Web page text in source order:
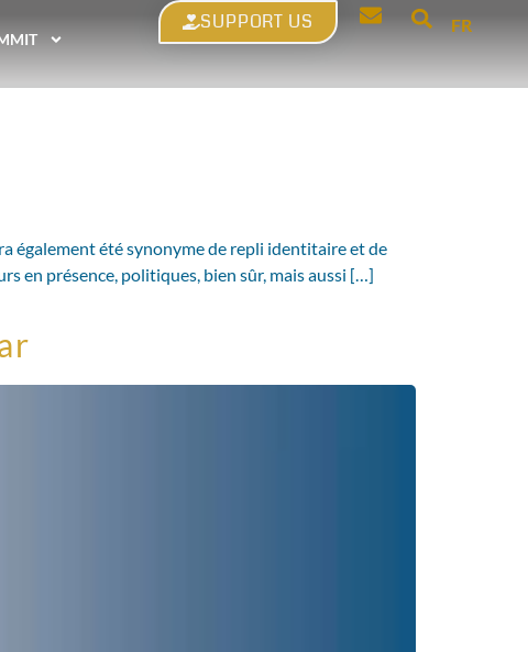
SUPPORT US FR
également été synonyme de repli identitaire et de
en présence, politiques, bien sûr, mais aussi […]